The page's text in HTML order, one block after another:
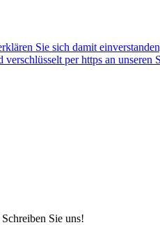
Sie sich damit
per https an unseren
Sie uns!